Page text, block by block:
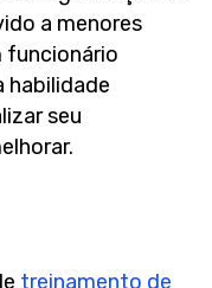
a menores
funcionário
habilidade
seu
treinamento de